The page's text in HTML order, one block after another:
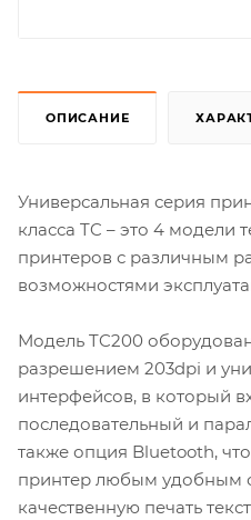
ОПИСАНИЕ
Универсальная серия
класса TC – это 4 модели
принтеров с различным
возможностями
Модель TC200
разрешением 203dpi и
интерфейсов, в который
последовательный и
также опция Bluetooth,
принтер любым удобным
качественную печать